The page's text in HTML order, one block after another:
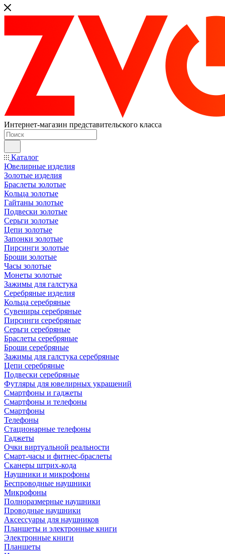
Интернет-магазин представительского класса
Каталог
Ювелирные изделия
Золотые изделия
Браслеты золотые
Кольца золотые
Гайтаны золотые
Подвески золотые
Серьги золотые
Цепи золотые
Запонки золотые
Пирсинги золотые
Броши золотые
Часы золотые
Монеты золотые
Зажимы для галстука
Серебряные изделия
Кольца серебряные
Сувениры серебряные
Пирсинги серебряные
Серьги серебряные
Браслеты серебряные
Броши серебряные
Зажимы для галстука серебряные
Цепи серебряные
Подвески серебряные
Футляры для ювелирных украшений
Смартфоны и гаджеты
Смартфоны и телефоны
Смартфоны
Телефоны
Стационарные телефоны
Гаджеты
Очки виртуальной реальности
Смарт-часы и фитнес-браслеты
Сканеры штрих-кода
Наушники и микрофоны
Беспроводные наушники
Микрофоны
Полноразмерные наушники
Проводные наушники
Аксессуары для наушников
Планшеты и электронные книги
Электронные книги
Планшеты